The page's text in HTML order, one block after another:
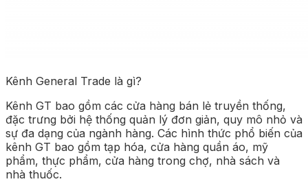
Kênh General Trade là gì?
Kênh GT bao gồm các cửa hàng bán lẻ truyền thống,
đặc trưng bởi hệ thống quản lý đơn giản, quy mô nhỏ và
sự đa dạng của ngành hàng. Các hình thức phổ biến của
kênh GT bao gồm tạp hóa, cửa hàng quần áo, mỹ
phẩm, thực phẩm, cửa hàng trong chợ, nhà sách và
nhà thuốc.